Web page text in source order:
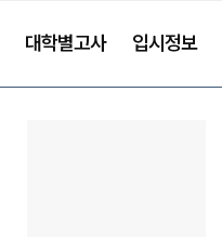
대학별고사 입시정보